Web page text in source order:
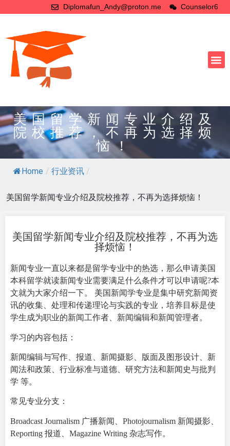
Diplomafun_Andy@proton.me Counselor6
美国留学新闻专业介绍及
院校推荐，不再为选择烦
恼！
Home / 行业资讯 /
美国留学新闻专业介绍及院校推荐，不再为选择烦恼！
美国留学新闻专业介绍及院校推荐，不再为选
择烦恼！
新闻专业一直以来都是留学专业中的热选，那么申请美国
本科留学就读新闻专业需要满足什么条件才可以申请呢?本
文就为大家介绍一下。 美国新闻学专业是集中研究新闻资
讯的收集、处理和传递理论与实践的专业，培养目标是使
学生成为职业的新闻工作者、新闻编辑和新闻管理者。
学习的内容包括：
新闻编辑与写作、报道、新闻摄影、版面及图形设计、新
闻法和政策、行业标准与道德、研究方法和新闻史与批判
学 等。
常见专业分支：
Broadcast Journalism 广播新闻、Photojournalism 新闻摄影、
Reporting 报道、Magazine Writing 杂志写作。